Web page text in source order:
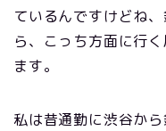
ているんですけどね
ら、こっち方面に行
ます。
私は昔通勤に渋谷か